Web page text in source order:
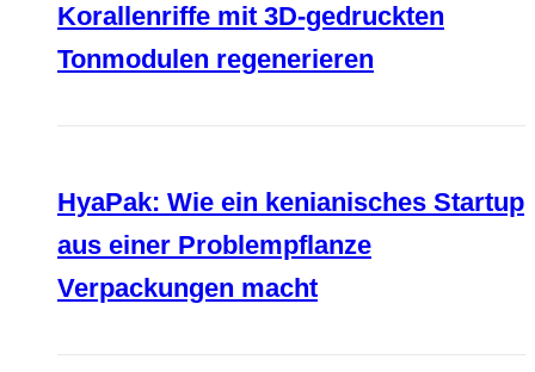
Korallenriffe mit 3D-gedruckten
Tonmodulen regenerieren
HyaPak: Wie ein kenianisches Startup
aus einer Problempflanze
Verpackungen macht